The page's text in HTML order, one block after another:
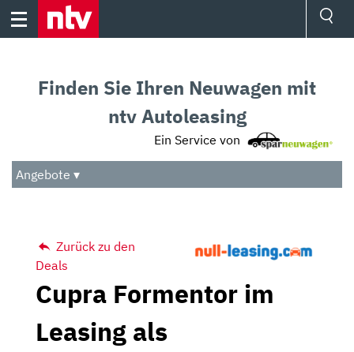
Skip
Audio
Das Beste
Finden Sie Ihren Neuwagen mit
ntv Autoleasing
Ein Service von
Angebote ▾
Zurück zu den
Deals
Cupra Formentor im
Leasing als